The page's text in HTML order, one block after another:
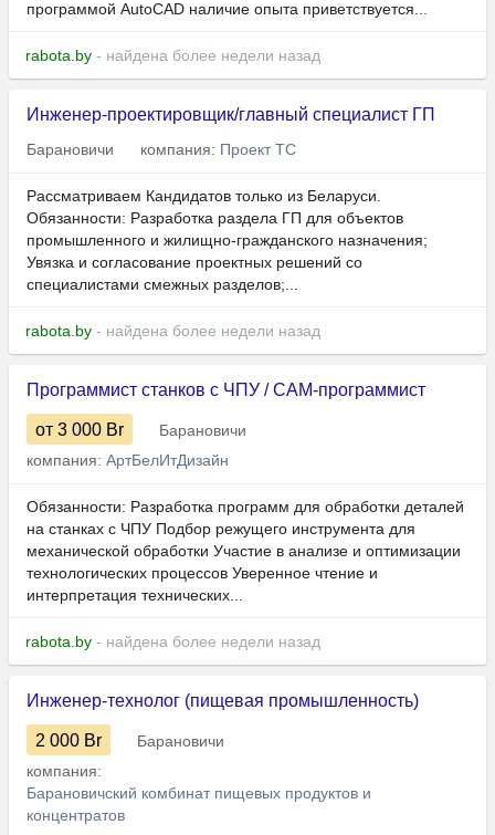
программой AutoCAD наличие опыта приветствуется...
rabota.by - найдена более недели назад
Инженер-проектировщик/главный специалист ГП
Барановичи компания: Проект ТС
Рассматриваем Кандидатов только из Беларуси.
Обязанности: Разработка раздела ГП для объектов
промышленного и жилищно-гражданского назначения;
Увязка и согласование проектных решений со
специалистами смежных разделов;...
rabota.by - найдена более недели назад
Программист станков с ЧПУ / CAM-программист
от 3 000 Br
Барановичи
компания: АртБелИтДизайн
Обязанности: Разработка программ для обработки деталей
на станках с ЧПУ Подбор режущего инструмента для
механической обработки Участие в анализе и оптимизации
технологических процессов Уверенное чтение и
интерпретация технических...
rabota.by - найдена более недели назад
Инженер-технолог (пищевая промышленность)
2 000 Br
Барановичи
компания:
Барановичский комбинат пищевых продуктов и
концентратов